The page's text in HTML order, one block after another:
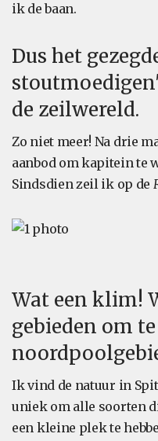
ik de baan.
Dus het
de zeilwereld.
Zo niet meer! Na drie
aanbod om kapitein te
Sindsdien zeil ik op de
Wat een klim!
gebieden om
Ik vind de natuur in
uniek om alle soorten
een kleine plek te